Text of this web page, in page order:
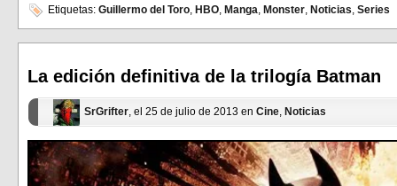
en
Facebook
(Se
abre
ventana
nueva)
en
(Se
abre
ventana
nueva)
Etiquetas: Guillermo del Toro, HBO, Manga, Monster, Noticias, Series
La edición definitiva de la trilogía Batman
SrGrifter, el 25 de julio de 2013 en Cine, Noticias